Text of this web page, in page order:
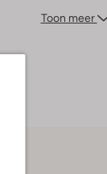
Toon meer